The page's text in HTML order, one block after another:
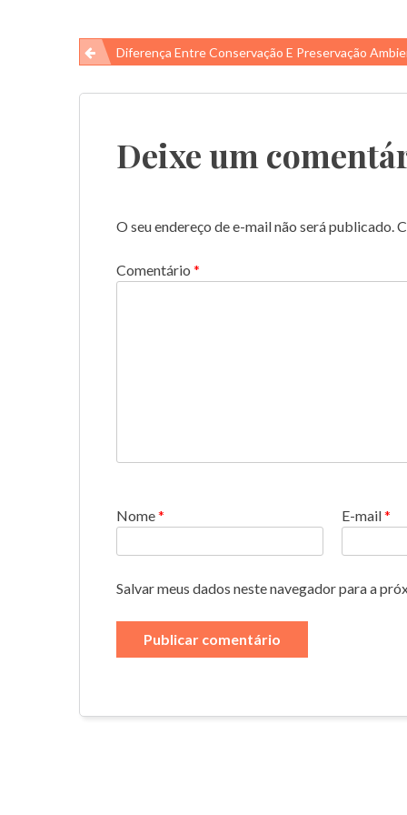
Navegação
de
Diferença Entre Conservação E Preservação
Deixe um
O seu endereço de e-mail não será publicado.
Comentário *
Nome* E-mail*
Salvar meus dados neste navegador para a